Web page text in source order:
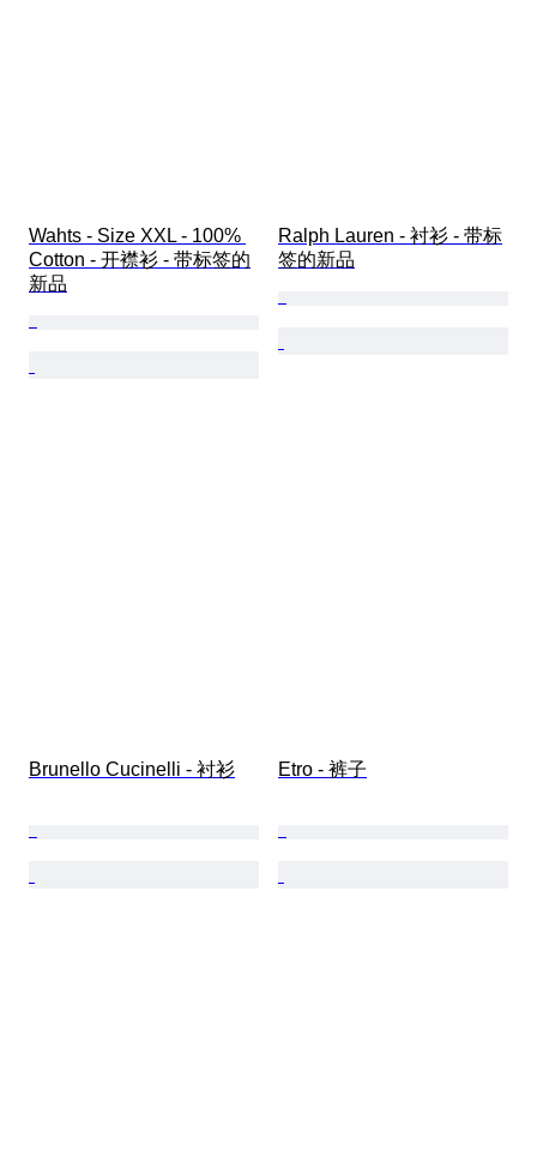
Wahts - Size XXL - 100%
Cotton - 开襟衫 - 带标签的
新品
Ralph Lauren - 衬衫 - 带标
签的新品
Brunello Cucinelli - 衬衫 Etro - 裤子